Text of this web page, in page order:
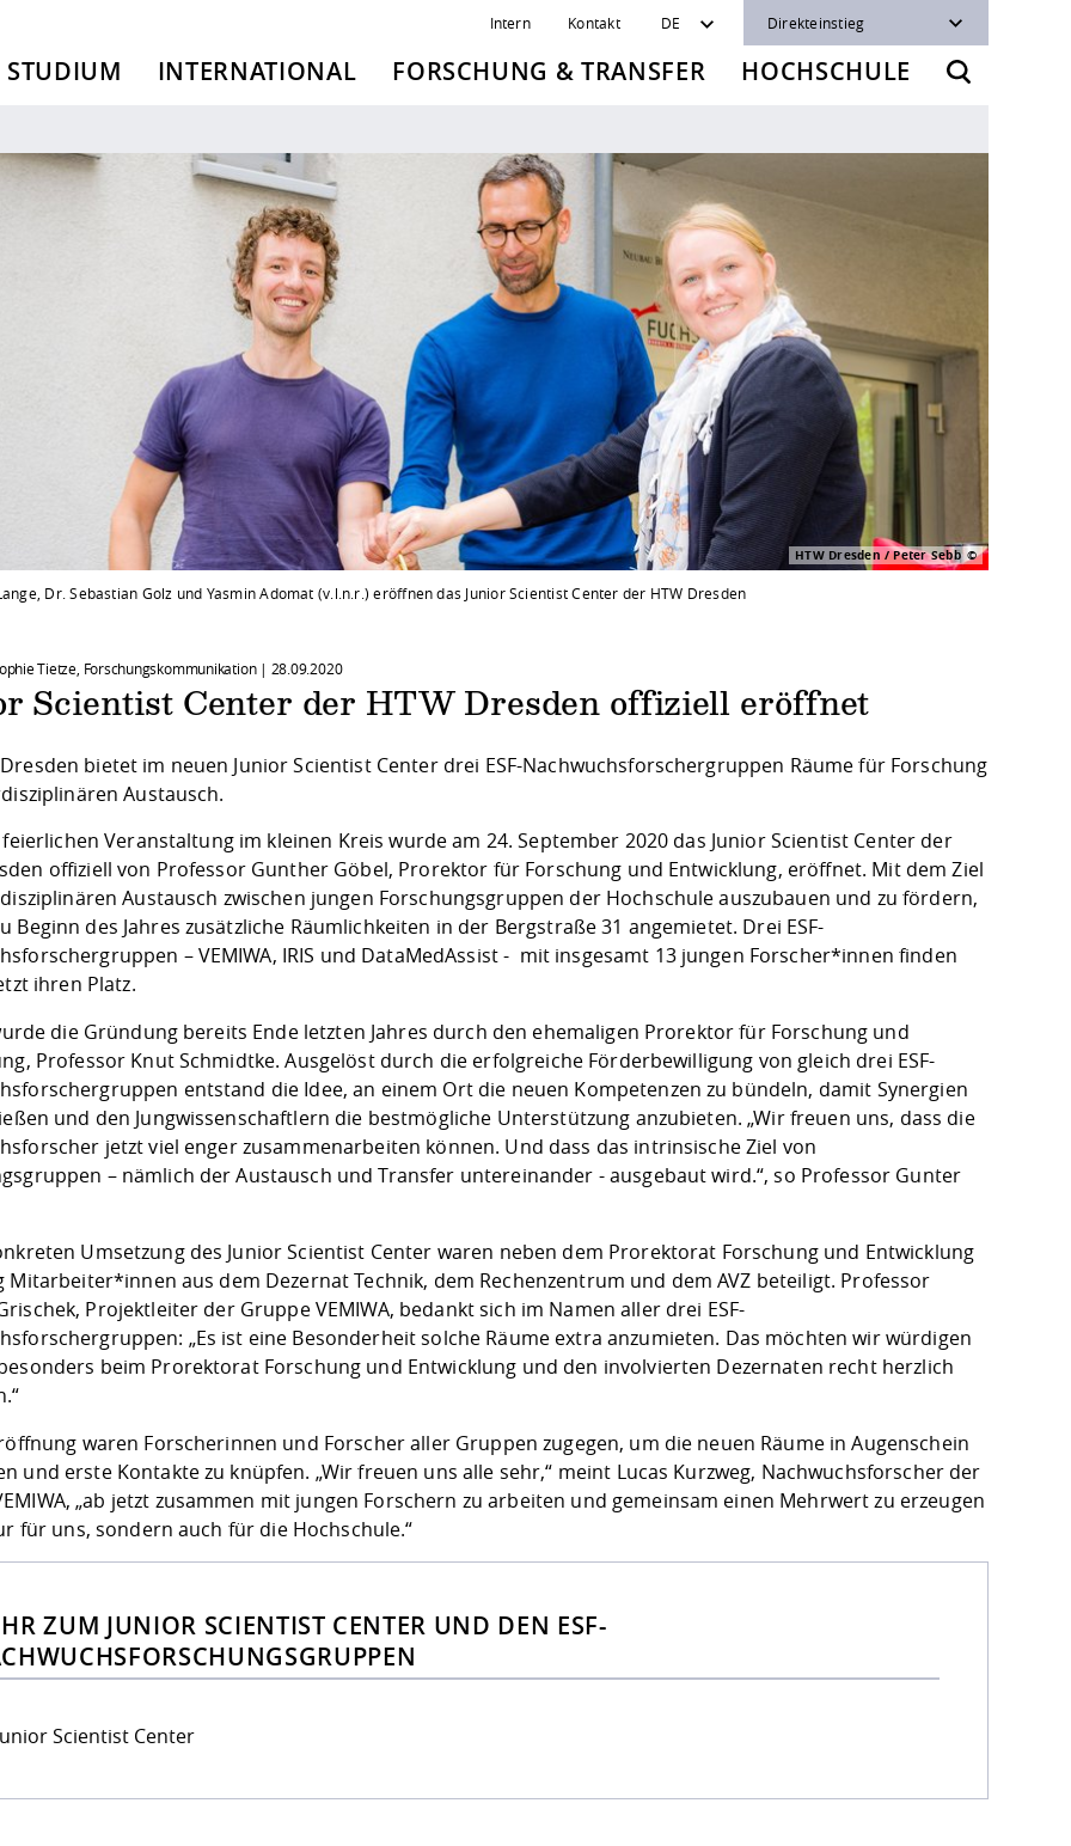
Intern Kontakt DE Direkteinstieg
STUDIUM INTERNATIONAL FORSCHUNG & TRANSFER HOCHSCHULE
HTW Dresden / Peter Sebb
Dr. Sebastian Golz und Yasmin Adomat (v.l.n.r.) eröffnen das Junior Scientist Center der HTW Dresden
Tietze, Forschungskommunikation | 28.09.2020
Scientist Center der HTW Dresden offiziell eröffnet
bietet im neuen Junior Scientist Center drei ESF-Nachwuchsforschergruppen Räume für Forschung
Austausch.
Veranstaltung im kleinen Kreis wurde am 24. September 2020 das Junior Scientist Center der
offiziell von Professor Gunther Göbel, Prorektor für Forschung und Entwicklung, eröffnet. Mit dem Ziel
Austausch zwischen jungen Forschungsgruppen der Hochschule auszubauen und zu fördern,
Beginn des Jahres zusätzliche Räumlichkeiten in der Bergstraße 31 angemietet. Drei ESF-
– VEMIWA, IRIS und DataMedAssist - mit insgesamt 13 jungen Forscher*innen finden
ihren Platz.
die Gründung bereits Ende letzten Jahres durch den ehemaligen Prorektor für Forschung und
Professor Knut Schmidtke. Ausgelöst durch die erfolgreiche Förderbewilligung von gleich drei ESF-
entstand die Idee, an einem Ort die neuen Kompetenzen zu bündeln, damit Synergien
und den Jungwissenschaftlern die bestmögliche Unterstützung anzubieten. „Wir freuen uns, dass die
jetzt viel enger zusammenarbeiten können. Und dass das intrinsische Ziel von
– nämlich der Austausch und Transfer untereinander - ausgebaut wird.“, so Professor Gunter
Umsetzung des Junior Scientist Center waren neben dem Prorektorat Forschung und Entwicklung
Mitarbeiter*innen aus dem Dezernat Technik, dem Rechenzentrum und dem AVZ beteiligt. Professor
Projektleiter der Gruppe VEMIWA, bedankt sich im Namen aller drei ESF-
„Es ist eine Besonderheit solche Räume extra anzumieten. Das möchten wir würdigen
beim Prorektorat Forschung und Entwicklung und den involvierten Dezernaten recht herzlich
waren Forscherinnen und Forscher aller Gruppen zugegen, um die neuen Räume in Augenschein
und erste Kontakte zu knüpfen. „Wir freuen uns alle sehr,“ meint Lucas Kurzweg, Nachwuchsforscher der
„ab jetzt zusammen mit jungen Forschern zu arbeiten und gemeinsam einen Mehrwert zu erzeugen
für uns, sondern auch für die Hochschule.“
ZUM JUNIOR SCIENTIST CENTER UND DEN ESF-
Scientist Center